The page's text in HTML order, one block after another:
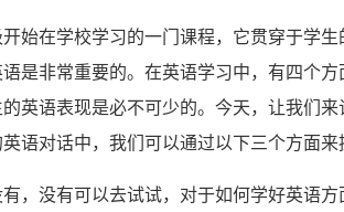
始在学校学习的一门课程，它贯穿于学
是非常重要的。在英语学习中，有四个
英语表现是必不可少的。今天，让我们来
语对话中，我们可以通过以下三个方面来
，没有可以去试试，对于如何学好英语